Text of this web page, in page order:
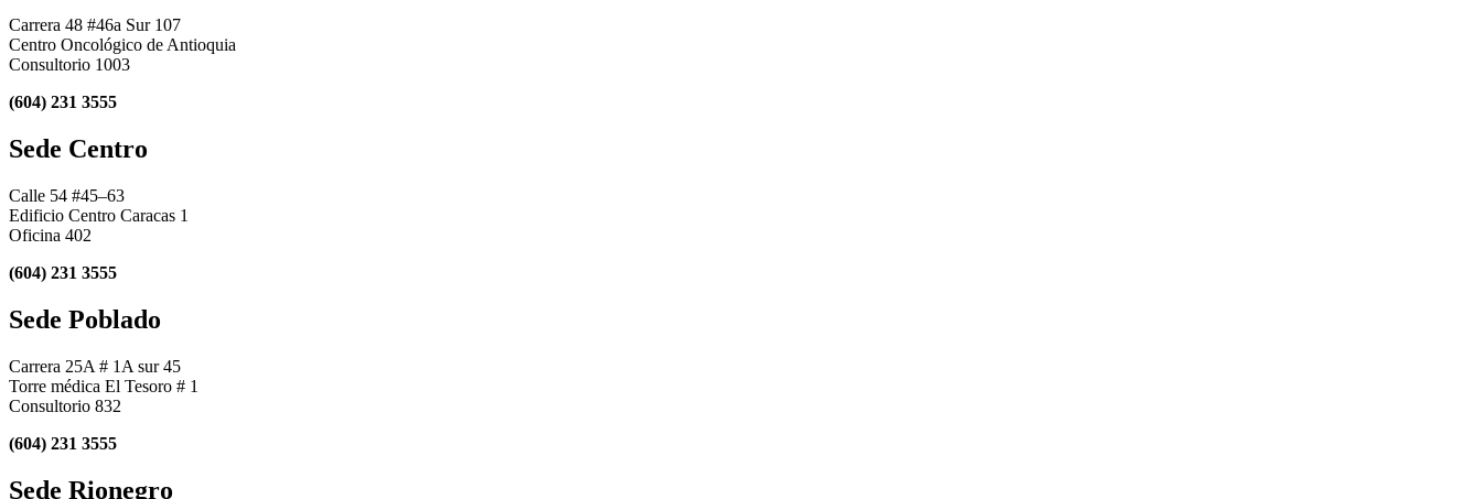
Carrera 48 #46a Sur 107
Centro Oncológico de Antioquia
Consultorio 1003
(604) 231 3555
Sede Centro
Calle 54 #45–63
Edificio Centro Caracas 1
Oficina 402
(604) 231 3555
Sede Poblado
Carrera 25A # 1A sur 45
Torre médica El Tesoro # 1
Consultorio 832
(604) 231 3555
Sede Rionegro